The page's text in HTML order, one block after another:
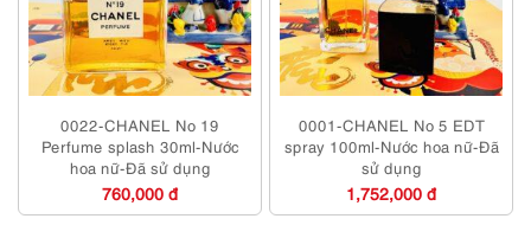
0022-CHANEL No 19
Perfume splash 30ml-Nước
hoa nữ-Đã sử dụng
760,000 đ
0001-CHANEL No 5 EDT
spray 100ml-Nước hoa nữ-Đã
sử dụng
1,752,000 đ